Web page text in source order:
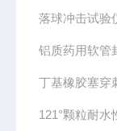
落球冲击试验
铝质药用软管
丁基橡胶塞穿
121°颗粒耐水